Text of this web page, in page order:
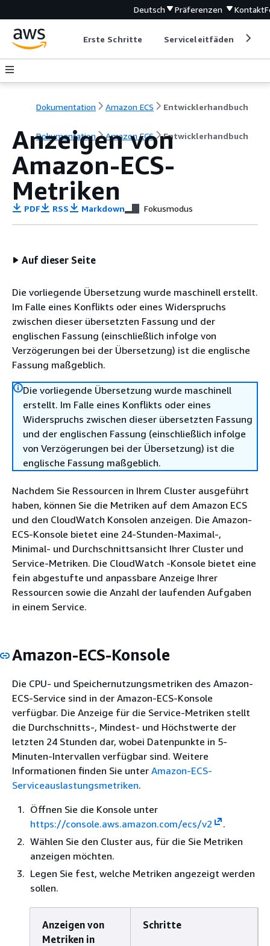
Deutsch Präferenzen Kontakt
Erste Schritte Serviceleitfäden
Dokumentation Amazon ECS Entwicklerhandbuch
Dokumentation Amazon ECS Entwicklerhandbuch
Anzeigen von
Amazon-ECS-
Metriken
PDF RSS Markdown Fokusmodus
Auf dieser Seite
Die vorliegende Übersetzung wurde maschinell erstellt.
Im Falle eines Konflikts oder eines Widerspruchs
zwischen dieser übersetzten Fassung und der
englischen Fassung (einschließlich infolge von
Verzögerungen bei der Übersetzung) ist die englische
Fassung maßgeblich.
Die vorliegende Übersetzung wurde maschinell
erstellt. Im Falle eines Konflikts oder eines
Widerspruchs zwischen dieser übersetzten Fassung
und der englischen Fassung (einschließlich infolge
von Verzögerungen bei der Übersetzung) ist die
englische Fassung maßgeblich.
Nachdem Sie Ressourcen in Ihrem Cluster ausgeführt
haben, können Sie die Metriken auf dem Amazon ECS
und den CloudWatch Konsolen anzeigen. Die Amazon-
ECS-Konsole bietet eine 24-Stunden-Maximal-,
Minimal- und Durchschnittsansicht Ihrer Cluster und
Service-Metriken. Die CloudWatch -Konsole bietet eine
fein abgestufte und anpassbare Anzeige Ihrer
Ressourcen sowie die Anzahl der laufenden Aufgaben
in einem Service.
Amazon-ECS-Konsole
Die CPU- und Speichernutzungsmetriken des Amazon-
ECS-Service sind in der Amazon-ECS-Konsole
verfügbar. Die Anzeige für die Service-Metriken stellt
die Durchschnitts-, Mindest- und Höchstwerte der
letzten 24 Stunden dar, wobei Datenpunkte in 5-
Minuten-Intervallen verfügbar sind. Weitere
Informationen finden Sie unter Amazon-ECS-
Serviceauslastungsmetriken.
Öffnen Sie die Konsole unter
https://console.aws.amazon.com/ecs/v2
.
Wählen Sie den Cluster aus, für die Sie Metriken
anzeigen möchten.
Legen Sie fest, welche Metriken angezeigt werden
sollen.
Anzeigen von
Metriken in
Schritte